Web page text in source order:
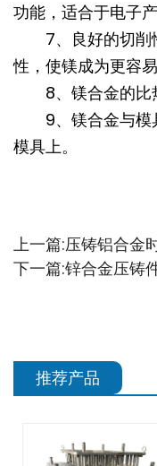
功能，适合于电子产
7、良好的切削
性，使镁成为更容
8、镁合金的比热
9、镁合金与模
模具上。
上一篇:压铸铝合金
下一篇:锌合金压铸
推荐产品